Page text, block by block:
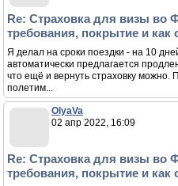
Re: Страховка для визы во
требования, покрытие и как
Я делал на сроки поездки - на 10
автоматически предлагается
что ещё и вернуть страховку можно.
полетим...
OlyaVa
02 апр 2022, 16:09
Re: Страховка для визы во
требования, покрытие и как